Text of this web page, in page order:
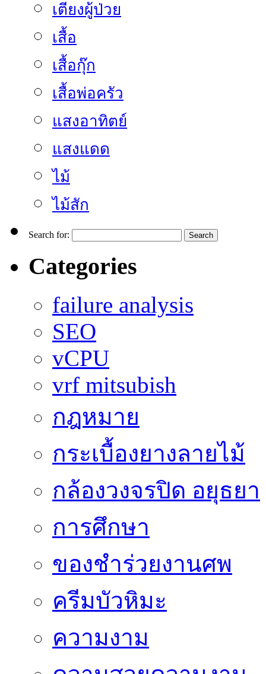
เตียงผู้ป่วย
เสื้อ
เสื้อกุ๊ก
เสื้อพ่อครัว
แสงอาทิตย์
แสงแดด
ไม้
ไม้สัก
Search for:
Categories
failure analysis
SEO
vCPU
vrf mitsubish
กฎหมาย
กระเบื้องยางลายไม้
กล้องวงจรปิด อยุธยา
การศึกษา
ของชำร่วยงานศพ
ครีมบัวหิมะ
ความงาม